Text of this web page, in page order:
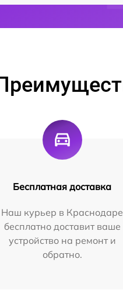
Бесплатная доставка
Наш курьер в Краснодаре
бесплатно доставит ваше
устройство на ремонт и
обратно.